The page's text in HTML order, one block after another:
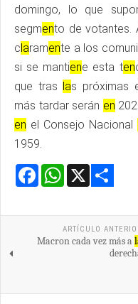
domingo, lo que
segmento de votantes.
claramente a los
si se mantiene esta ten
que tras las próximas
más tardar serán en
en el Consejo Nacional
1959.
Facebook
WhatsApp
ARTÍCULO
Macron cada vez más a